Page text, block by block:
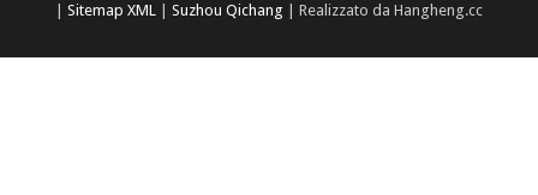
Sitemap XML Suzhou Qichang | Realizzato da Hangheng.cc